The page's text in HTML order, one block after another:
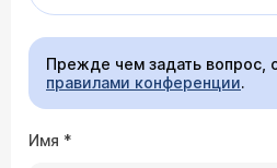
Прежде чем задать вопрос,
правилами конференции.
Имя *